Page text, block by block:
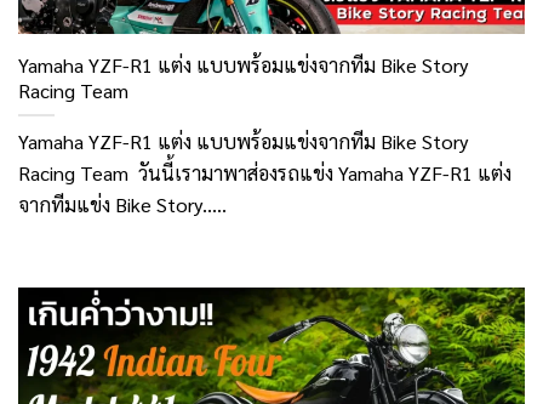
Yamaha YZF-R1 แต่ง แบบพร้อมแข่งจากทีม Bike Story
Racing Team
Yamaha YZF-R1 แต่ง แบบพร้อมแข่งจากทีม Bike Story
Racing Team วันนี้เรามาพาส่องรถแข่ง Yamaha YZF-R1 แต่ง
จากทีมแข่ง Bike Story.....